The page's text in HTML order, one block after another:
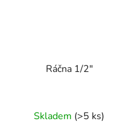
Ráčna 1/2"
Skladem (>5 ks)